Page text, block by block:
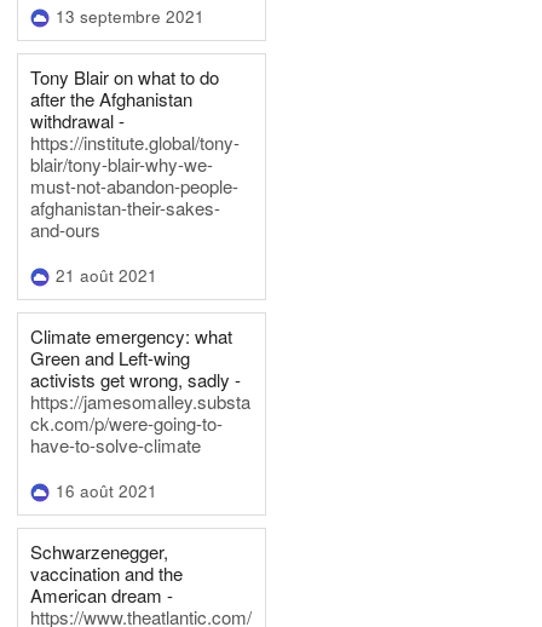
13 septembre 2021
Tony Blair on what to do
after the Afghanistan
withdrawal -
https://institute.global/tony-
blair/tony-blair-why-we-
must-not-abandon-people-
afghanistan-their-sakes-
and-ours
21 août 2021
Climate emergency: what
Green and Left-wing
activists get wrong, sadly -
https://jamesomalley.substa
ck.com/p/were-going-to-
have-to-solve-climate
16 août 2021
Schwarzenegger,
vaccination and the
American dream -
https://www.theatlantic.com/